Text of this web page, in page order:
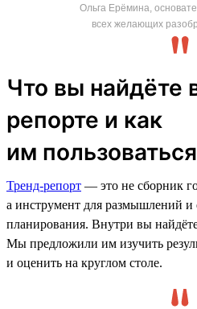
Ольга Ерёмина,
всех желающих
Что вы найдёте
репорте и как
им пользоваться
Тренд-репорт — это не сборник
а инструмент для размышлений и
планирования. Внутри вы
Мы предложили им изучить
и оценить на круглом столе.